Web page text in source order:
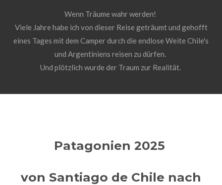
Wenn Träume wahr werden!
Viele Jahre habe ich von dieser Reise geträumt und gehofft
eines Tages mit dem Camper durch die endlose Weite Chile's
und Argentiniens reisen zu dürfen.
Und plötzlich wurde der Traum zur Realität.
Patagonien 2025
von Santiago de Chile nach